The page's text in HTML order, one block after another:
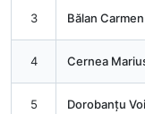
3 Bălan
4 Cernea
5 Dorobanțu